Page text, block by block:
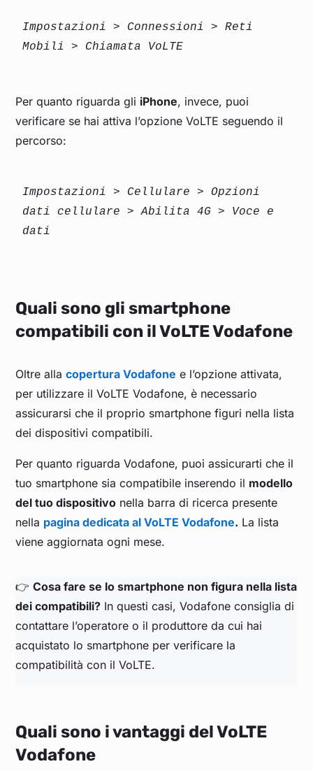
Impostazioni > Connessioni > Reti
Mobili > Chiamata VoLTE
Per quanto riguarda gli iPhone, invece, puoi
verificare se hai attiva l’opzione VoLTE seguendo il
percorso:
Impostazioni > Cellulare > Opzioni
dati cellulare > Abilita 4G > Voce e
dati
Quali sono gli smartphone
compatibili con il VoLTE Vodafone
Oltre allacopertura Vodafone e l’opzione attivata,
per utilizzare il VoLTE Vodafone, è necessario
assicurarsi che il proprio smartphone figuri nella lista
dei dispositivi compatibili.
Per quanto riguarda Vodafone, puoi assicurarti che il
tuo smartphone sia compatibile inserendo il modello
del tuo dispositivo nella barra di ricerca presente
nella pagina dedicata al VoLTE Vodafone. La lista
viene aggiornata ogni mese.
👉Cosa fare se lo smartphone non figura nella lista
dei compatibili? In questi casi, Vodafone consiglia di
contattare l’operatore o il produttore da cui hai
acquistato lo smartphone per verificare la
compatibilità con il VoLTE.
Quali sono i vantaggi del VoLTE
Vodafone